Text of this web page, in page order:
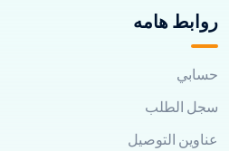
روابط هامه
حسابي
سجل الطلب
عناوين التوصيل